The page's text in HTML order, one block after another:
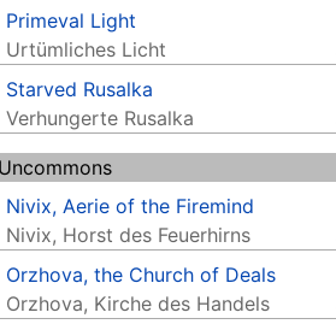
Primeval Light
Urtümliches Licht
Starved Rusalka
Verhungerte Rusalka
Nivix, Aerie of the Firemind
Nivix, Horst des Feuerhirns
Orzhova, the Church of Deals
Orzhova, Kirche des Handels